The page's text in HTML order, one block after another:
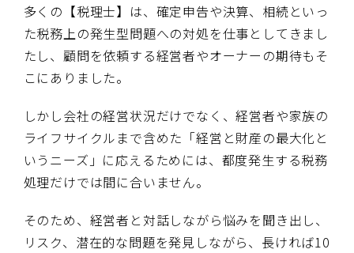
多くの【税理士】は、確定申告や決算、相続といっ
た税務上の発生型問題への対処を仕事としてきまし
たし、顧問を依頼する経営者やオーナーの期待もそ
こにありました。
しかし会社の経営状況だけでなく、経営者や家族の
ライフサイクルまで含めた「経営と財産の最大化と
いうニーズ」に応えるためには、都度発生する税務
処理だけでは間に合いません。
そのため、経営者と対話しながら悩みを聞き出し、
リスク、潜在的な問題を発見しながら、長ければ10